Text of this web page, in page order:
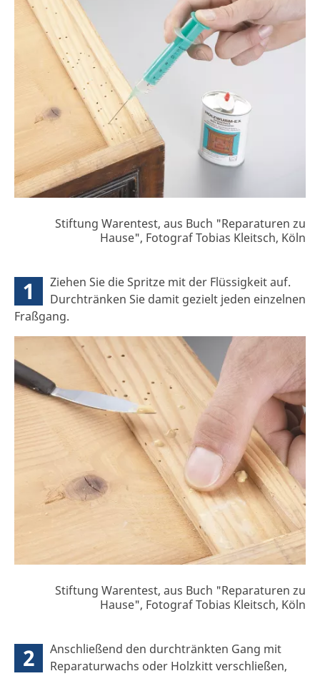
Stiftung Warentest, aus Buch "Reparaturen zu
Hause", Fotograf Tobias Kleitsch, Köln
1
Ziehen Sie die Spritze mit der Flüssigkeit auf.
Durchtränken Sie damit gezielt jeden einzelnen
Fraßgang.
Stiftung Warentest, aus Buch "Reparaturen zu
Hause", Fotograf Tobias Kleitsch, Köln
2
Anschließend den durchtränkten Gang mit
Reparaturwachs oder Holzkitt verschließen,